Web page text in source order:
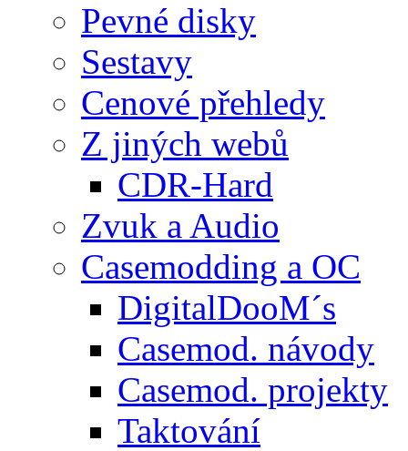
Pevné disky
Sestavy
Cenové přehledy
Z jiných webů
CDR-Hard
Zvuk a Audio
Casemodding a OC
DigitalDooM´s
Casemod. návody
Casemod. projekty
Taktování